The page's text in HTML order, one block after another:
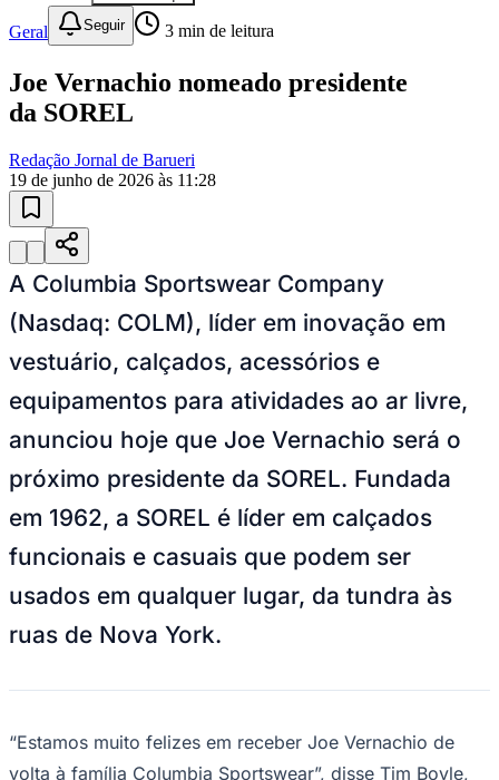
Sport
Publicidade Anuncie Aqui
Seguir
Joe Vernachio nomeado presidente
Redação Jornal de Barueri
19 de junho de 2026 às 11:28
A Columbia Sportswear Company
(Nasdaq: COLM), líder em inovação em
vestuário, calçados, acessórios e
equipamentos para atividades ao ar livre,
anunciou hoje que Joe Vernachio será o
próximo presidente da SOREL. Fundada
em 1962, a SOREL é líder em calçados
funcionais e casuais que podem ser
usados ​​em qualquer lugar, da tundra às
“Estamos muito felizes em receber Joe Vernachio de